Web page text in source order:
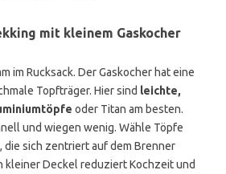
mit kleinem Gaskocher
im Rucksack. Der Gaskocher hat eine
Topfträger. Hier sind leichte,
oder Titan am besten.
und wiegen wenig. Wähle Töpfe
die sich zentriert auf dem Brenner
kleiner Deckel reduziert Kochzeit und